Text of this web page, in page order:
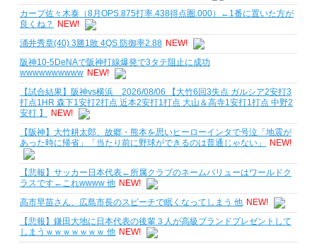
カープ佐々木泰（8月OPS.875打率.438得点圏.000）←1番に置いた方が
良くね？
NEW!
涌井秀章(40) 3勝1敗 4QS 防御率2.88 NEW!
阪神10-5DeNAで阪神打線爆発で3タテ阻止に成功
wwwwwwwwww NEW!
【試合結果】阪神vs横浜 2026/08/06 【大竹6回3失点 ガルシア2安打3
打点1HR 森下1安打2打点 近本2安打1打点 大山＆高寺1安打1打点 中野2
安打 】
NEW!
【阪神】大竹耕太郎、故郷・熊本を思いヒーローインタで号泣「地震が
あった時に帰省」「当たり前に野球ができるのは普通じゃない」
NEW!
【悲報】サッカー日本代表←所属クラブのネームバリューはワールドク
ラスです←これwwww 他 NEW!
高市早苗さん、広島市長のスピーチで眠くなってしまう 他 NEW!
【悲報】鎌田大地に日本代表の後輩３人が高級ブランドプレゼントして
しまうｗｗｗｗｗｗｗ 他 NEW!